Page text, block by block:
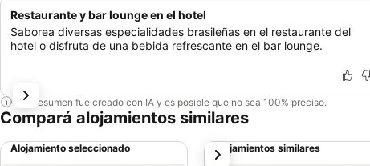
Restaurante y bar lounge en el hotel
Saborea diversas especialidades brasileñas en el restaurante del
hotel o disfruta de una bebida refrescante en el bar lounge.
Este resumen fue creado con IA y es posible que no sea 100% preciso.
Compará alojamientos similares
Alojamiento seleccionado Alojamientos similares
siguiente